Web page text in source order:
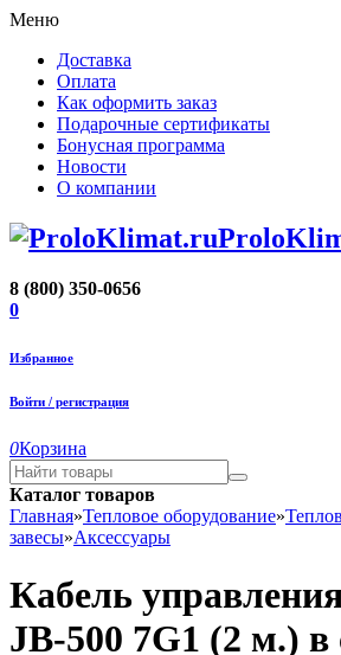
Меню
Доставка
Оплата
Как оформить заказ
Подарочные сертификаты
Бонусная программа
Новости
О компании
8 (800) 350-0656
0
Избранное
Войти / регистрация
0Корзина
Каталог товаров
Главная»Тепловое оборудование»
завесы»Аксессуары
Кабель
JB-500 7G1 (2 м.) в